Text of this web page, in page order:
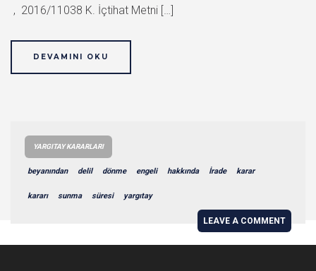
, 2016/11038 K. İçtihat Metni […]
DEVAMINI OKU
YARGITAY KARARLARI
beyanından delil dönme engeli hakkında İrade karar
kararı sunma süresi yargıtay
LEAVE A COMMENT